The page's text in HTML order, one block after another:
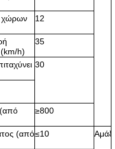
χώρων
12
(km/h)
35
30
≥800
(από≤10 Αμάξι